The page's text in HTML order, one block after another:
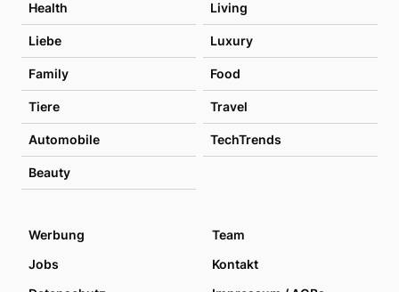
Health Living
Liebe Luxury
Family Food
Tiere Travel
Automobile TechTrends
Beauty
Werbung
Team
Jobs
Kontakt